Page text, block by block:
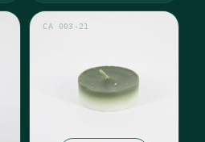
CA 003-21